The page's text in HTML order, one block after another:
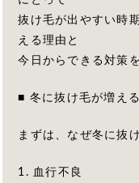
抜け毛が出やすい時
える理由と
今日からできる対策
■ 冬に抜け毛が増え
まずは、なぜ冬に抜
1. 血行不良